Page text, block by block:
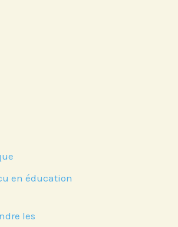
en éducation
les